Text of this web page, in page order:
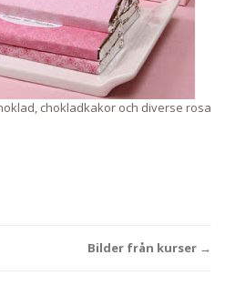
chokladkakor och diverse rosa
Bilder från kurser →